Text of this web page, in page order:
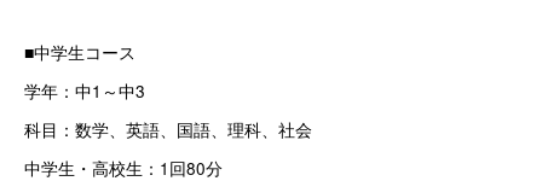
■中学生コース
学年：中1～中3
科目：数学、英語、国語、理科、社会
中学生・高校生：1回80分